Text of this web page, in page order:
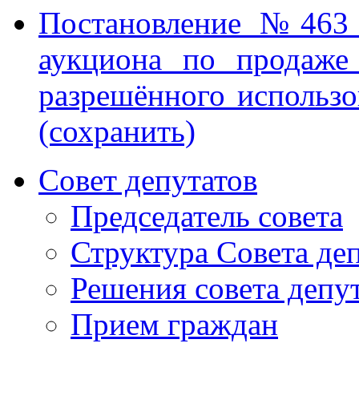
Постановление
аукциона по
разрешённого
(сохранить)
Совет депутатов
Председатель совета
Структура Совета
Решения совета
Прием граждан